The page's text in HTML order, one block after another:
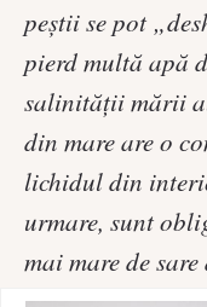
peştii se pot
pierd multă apă
salinităţii mării
din mare are o
lichidul din
urmare, sunt
mai mare de